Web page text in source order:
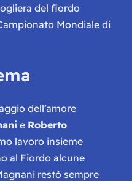
del fiordo
Mondiale di
dell’amore
e Roberto
lavoro insieme
al Fiordo alcune
restò sempre